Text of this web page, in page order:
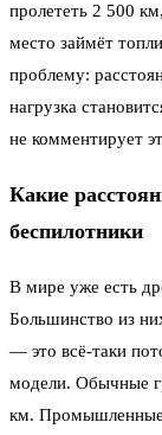
пролететь 2 500
место займёт
проблему:
нагрузка
не комментирует
Какие
беспилотники
В мире уже есть
Большинство из
— это всё-таки
модели. Обычные
км.